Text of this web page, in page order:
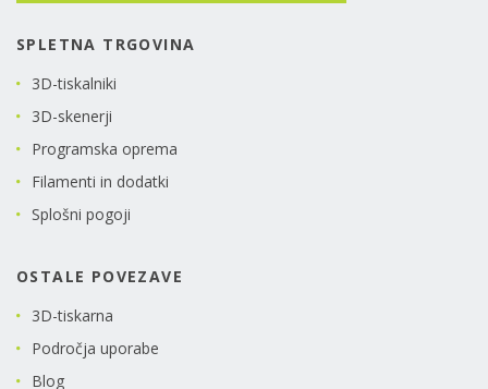
SPLETNA TRGOVINA
3D-tiskalniki
3D-skenerji
Programska oprema
Filamenti in dodatki
Splošni pogoji
OSTALE POVEZAVE
3D-tiskarna
Področja uporabe
Blog